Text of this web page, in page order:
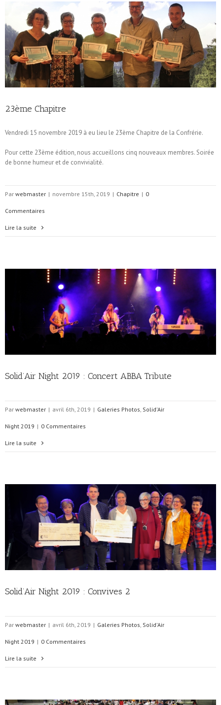
23ème Chapitre
Vendredi 15 novembre 2019 à eu lieu le 23ème Chapitre de la Confrérie.
Pour cette 23ème édition, nous accueillons cinq nouveaux membres. Soirée
de bonne humeur et de convivialité.
Par webmaster | novembre 15th, 2019 | Chapitre | 0
Commentaires
Lire la suite
Solid’Air Night 2019 : Concert ABBA Tribute
Par webmaster | avril 6th, 2019 | Galeries Photos, Solid'Air
Night 2019 | 0 Commentaires
Lire la suite
Solid’Air Night 2019 : Convives 2
Par webmaster | avril 6th, 2019 | Galeries Photos, Solid'Air
Night 2019 | 0 Commentaires
Lire la suite